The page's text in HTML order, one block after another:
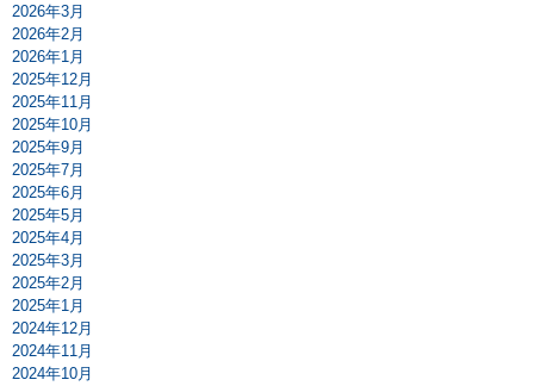
2026年3月
2026年2月
2026年1月
2025年12月
2025年11月
2025年10月
2025年9月
2025年7月
2025年6月
2025年5月
2025年4月
2025年3月
2025年2月
2025年1月
2024年12月
2024年11月
2024年10月